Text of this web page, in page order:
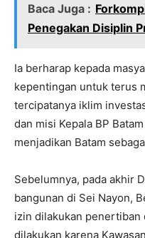
Baca Juga :
Penegakan Disiplin
Ia berharap kepada
kepentingan untuk terus
tercipatanya iklim
dan misi Kepala BP
menjadikan Batam
Sebelumnya, pada akhir
bangunan di Sei Nayon,
izin dilakukan
dilakukan karena